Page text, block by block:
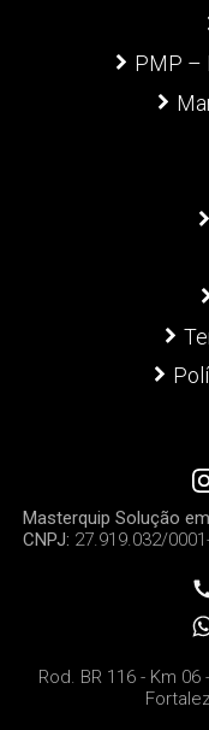
PMP –
Masterquip Solução
CNPJ: 27.919.032/
Rod. BR 116 - Km